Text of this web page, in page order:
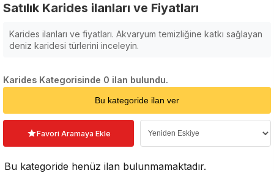
Satılık Karides ilanları ve Fiyatları
Karides ilanları ve fiyatları. Akvaryum temizliğine katkı sağlayan
deniz karidesi türlerini inceleyin.
Karides Kategorisinde 0 ilan bulundu.
Bu kategoride ilan ver
Favori Aramaya Ekle
Bu kategoride henüz ilan bulunmamaktadır.